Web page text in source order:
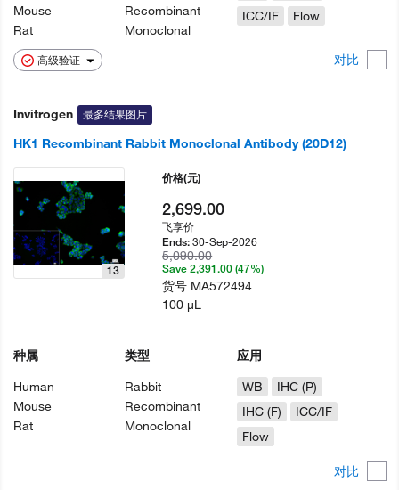
高级验证 对比
Mouse
Rat
Recombinant
Monoclonal
ICC/IF
Flow
Invitrogen 最多结果图片
HK1 Recombinant Rabbit Monoclonal Antibody (20D12)
对比
13
种属
Human
Mouse
Rat
类型
Rabbit
Recombinant
Monoclonal
应用
WB
IHC (P)
IHC (F)
ICC/IF
Flow
价格(元)
2,699.00
飞享价
Ends:30-Sep-2026
5,090.00
Save 2,391.00 (47%)
货号 MA572494
100 µL